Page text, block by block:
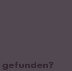
gefunden?